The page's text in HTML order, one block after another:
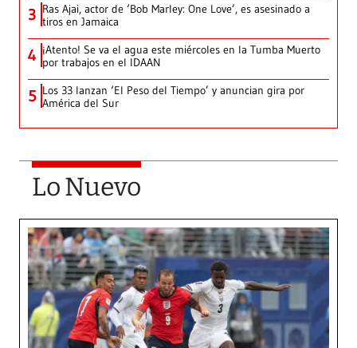
3 Ras Ajai, actor de ‘Bob Marley: One Love’, es asesinado a
tiros en Jamaica
4 ¡Atento! Se va el agua este miércoles en la Tumba Muerto
por trabajos en el IDAAN
5 Los 33 lanzan ‘El Peso del Tiempo’ y anuncian gira por
América del Sur
Lo Nuevo